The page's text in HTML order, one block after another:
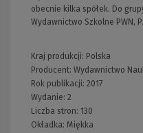
obecnie kilka spółek. Do
Wydawnictwo Szkolne PWN,
Kraj produkcji: Polska
Producent: Wydawnictwo
Rok publikacji: 2017
Wydanie: 2
Liczba stron: 130
Okładka: Miękka